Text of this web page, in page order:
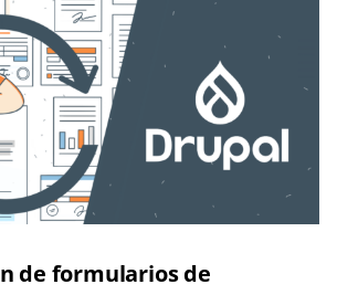
de formularios de